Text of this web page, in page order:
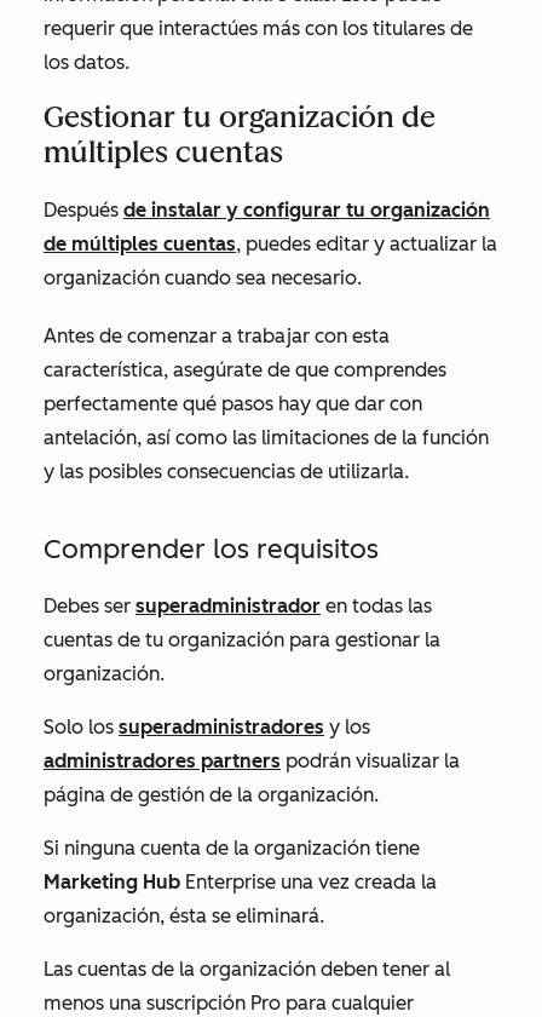
requerir que interactúes más con los titulares de
los datos.
Gestionar tu organización de
múltiples cuentas
Después de instalar y configurar tu organización
de múltiples cuentas, puedes editar y actualizar la
organización cuando sea necesario.
Antes de comenzar a trabajar con esta
característica, asegúrate de que comprendes
perfectamente qué pasos hay que dar con
antelación, así como las limitaciones de la función
y las posibles consecuencias de utilizarla.
Comprender los requisitos
Debes ser superadministrador en todas las
cuentas de tu organización para gestionar la
organización.
Solo los superadministradores y los
administradores partners podrán visualizar la
página de gestión de la organización.
Si ninguna cuenta de la organización tiene
Marketing Hub Enterprise una vez creada la
organización, ésta se eliminará.
Las cuentas de la organización deben tener al
menos una suscripción Pro para cualquier